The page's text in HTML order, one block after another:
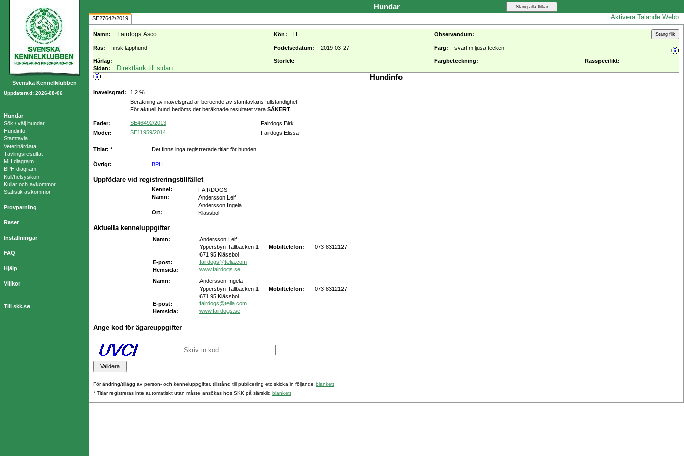
Svenska Kennelklubben
Uppdaterad: 2026-08-06
Hundar
Sök / välj hundar
Hundinfo
Stamtavla
Veterinärdata
Tävlingsresultat
MH diagram
BPH diagram
Kull/helsyskon
Kullar och avkommor
Statistik avkommor
Provparning
Raser
Inställningar
FAQ
Hjälp
Villkor
Till skk.se
Hundar
Aktivera Talande Webb
SE27642/2019
Namn: Fairdogs Äsco Kön: H Observandum:
Ras: finsk lapphund Födelsedatum: 2019-03-27 Färg: svart m ljusa tecken
Hårlag: Storlek: Färgbeteckning:
Rasspecifikt:
Sidan:
Direktlänk till sidan
Hundinfo
Inavelsgrad:
1,2 %
Beräkning av inavelsgrad är beroende av stamtavlans fullständighet.
För aktuell hund bedöms det beräknade resultatet vara SÄKERT
Fader: SE46492/2013
Fairdogs Birk
Moder:
SE11959/2014 Fairdogs Elissa
Titlar: * Det finns inga registrerade titlar för hunden.
Övrigt: BPH
Uppfödare vid registreringstillfället
Kennel :
FAIRDOGS
Namn:
Andersson Leif
Andersson Ingela
Ort: Klässbol
Aktuella kenneluppgifter
Namn:
Andersson Leif
Yppersbyn Tallbacken 1
Mobiltelefon:
073-8312127
671 95 Klässbol
E-post:
fairdogs@telia.com
Hemsida:
www.fairdogs.se
Namn:
Andersson Ingela
Yppersbyn Tallbacken 1
Mobiltelefon:
073-8312127
671 95 Klässbol
E-post:
fairdogs@telia.com
Hemsida:
www.fairdogs.se
Ange kod för ägareuppgifter
För ändring/tillägg av person- och kenneluppgifter, tillstånd till publicering etc skicka in följande blankett
* Titlar registreras inte automatiskt utan måste ansökas hos SKK på särskild blankett